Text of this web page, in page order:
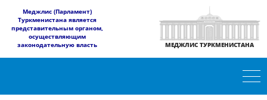
​Меджлис (Парламент)
Туркменистана является
представительным органом,
осуществляющим
законодательную власть
МЕДЖЛИС ТУРКМЕНИСТАНА